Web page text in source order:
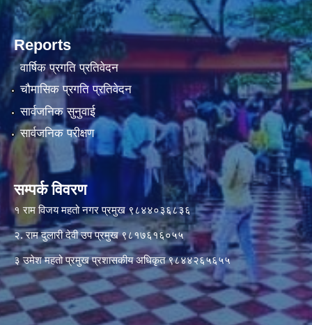
Reports
वार्षिक प्रगति प्रतिवेदन
चौमासिक प्रगति प्रतिवेदन
सार्वजनिक सुनुवाई
सार्वजनिक परीक्षण
सम्पर्क विवरण
१ राम विजय महतो नगर प्रमुख ९८४४०३६८३६
२. राम दुलारी देवी उप प्रमुख ९८१७६१६०५५
३ उमेश महतो प्रमुख प्रशासकीय अधिकृत ९८४४२६५६५५